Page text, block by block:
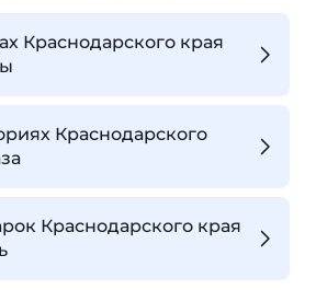
Краснодарского края
Краснодарского
Краснодарского края